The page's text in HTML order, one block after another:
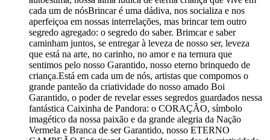
cada um de nósBrincar é uma dádiva, nos socializa e nos
aperfeiçoa em nossas interrelações, mas brincar tem outro
segredo agregado: o segredo do saber. Brimcar e saber
caminham juntos, se entregar à leveza de nosso ser, leveza
que está na arte, no carinho, no amor e na ternura que
sentimos pelo nosso Garantido, nosso eterno brinquedo de
criança.Está em cada um de nós, artistas que compomos o
grande panteão da criatividade do nosso amado Boi
Garantido, o poder de revelar esses segredos guardados nessa
fantástica Caixinha de Pandora: o CORAÇÃO, símbolo
imagético da nossa paixão e da grande alegria da Nação
Vermela e Branca de ser Garantido, nosso ETERNO